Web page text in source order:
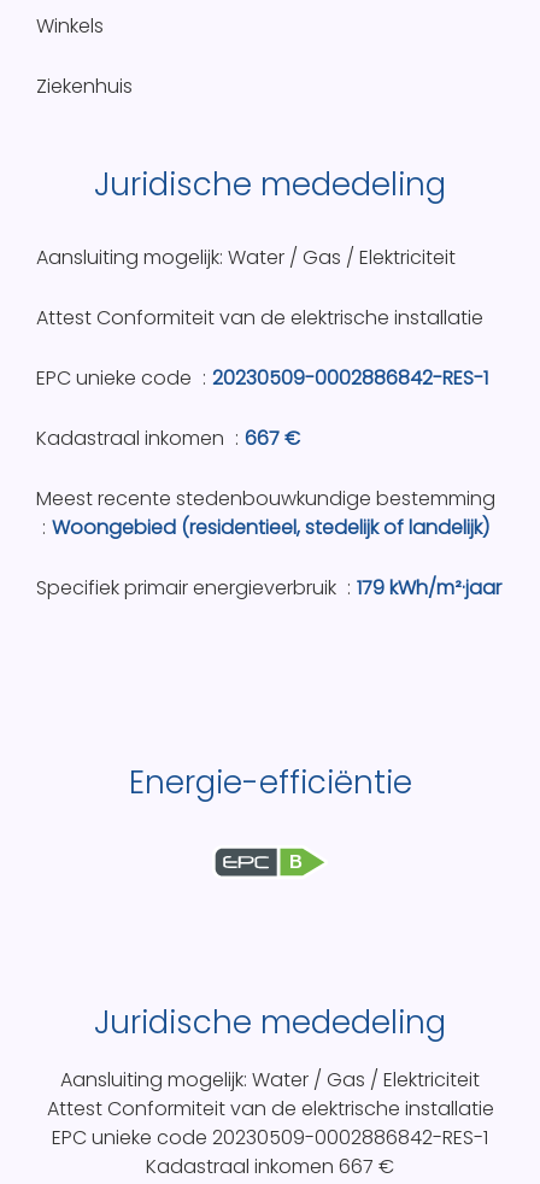
Winkels
Ziekenhuis
Juridische mededeling
Aansluiting mogelijk: Water / Gas / Elektriciteit
Attest Conformiteit van de elektrische installatie
EPC unieke code 20230509-0002886842-RES-1
Kadastraal inkomen 667 €
Meest recente stedenbouwkundige bestemming
Woongebied (residentieel, stedelijk of landelijk)
Specifiek primair energieverbruik 179 kWh/m²·jaar
Energie-efficiëntie
B
Juridische mededeling
Aansluiting mogelijk: Water / Gas / Elektriciteit
Attest Conformiteit van de elektrische installatie
EPC unieke code 20230509-0002886842-RES-1
Kadastraal inkomen 667 €